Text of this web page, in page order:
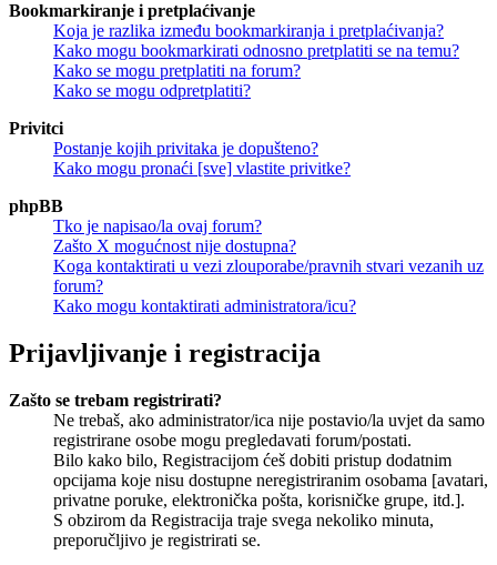
Bookmarkiranje i pretplaćivanje
Koja je razlika između bookmarkiranja i pretplaćivanja?
Kako mogu bookmarkirati odnosno pretplatiti se na temu?
Kako se mogu pretplatiti na forum?
Kako se mogu odpretplatiti?
Privitci
Postanje kojih privitaka je dopušteno?
Kako mogu pronaći [sve] vlastite privitke?
phpBB
Tko je napisao/la ovaj forum?
Zašto X mogućnost nije dostupna?
Koga kontaktirati u vezi zlouporabe/pravnih stvari vezanih uz
forum?
Kako mogu kontaktirati administratora/icu?
Prijavljivanje i registracija
Zašto se trebam registrirati?
Ne trebaš, ako administrator/ica nije postavio/la uvjet da samo
registrirane osobe mogu pregledavati forum/postati.
Bilo kako bilo, Registracijom ćeš dobiti pristup dodatnim
opcijama koje nisu dostupne neregistriranim osobama [avatari,
privatne poruke, elektronička pošta, korisničke grupe, itd.].
S obzirom da Registracija traje svega nekoliko minuta,
preporučljivo je registrirati se.